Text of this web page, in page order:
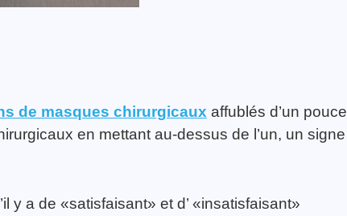
de masques chirurgicaux affublés d’un pouce
en mettant au-dessus de l’un, un signe
y a de «satisfaisant» et d’ «insatisfaisant»